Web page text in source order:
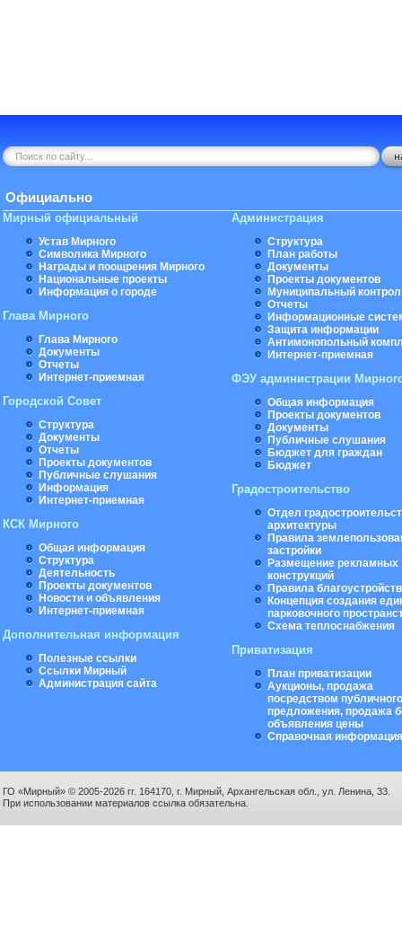
Официально
Мирный официальный
Устав Мирного
Символика Мирного
Награды и поощрения Мирного
Национальные проекты
Информация о городе
Глава Мирного
Глава Мирного
Документы
Отчеты
Интернет-приемная
Городской Совет
Структура
Документы
Отчеты
Проекты документов
Публичные слушания
Информация
Интернет-приемная
КСК Мирного
Общая информация
Структура
Деятельность
Проекты документов
Новости и объявления
Интернет-приемная
Дополнительная информация
Полезные ссылки
Ссылки Мирный
Администрация сайта
Администрация
Структура
План работы
Документы
Проекты документов
Муниципальный
Отчеты
Информационные
Защита информации
Антимонопольный
Интернет-приемная
ФЭУ администрации
Общая информация
Проекты документов
Документы
Публичные слушания
Бюджет для граждан
Бюджет
Градостроительство
Отдел
архитектуры
Правила
застройки
Размещение рекламных
конструкций
Правила
Концепция создания
парковочного
Схема теплоснабжения
Приватизация
План приватизации
Аукционы, продажа
посредством публичного
предложения, продажа
объявления цены
Справочная информация
ГО «Мирный» © 2005-2026 гг. 164170, г. Мирный, Архангельская обл., ул. Ленина, 33.
При использовании материалов ссылка обязательна.